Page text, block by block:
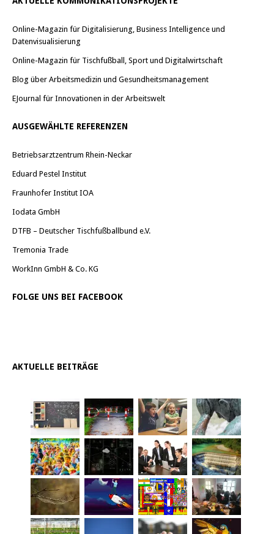
Online-Magazin für Digitalisierung, Business Intelligence und
Datenvisualisierung
Online-Magazin für Tischfußball, Sport und Digitalwirtschaft
Blog über Arbeitsmedizin und Gesundheitsmanagement
EJournal für Innovationen in der Arbeitswelt
AUSGEWÄHLTE REFERENZEN
Betriebsarztzentrum Rhein-Neckar
Eduard Pestel Institut
Fraunhofer Institut IOA
Iodata GmbH
DTFB – Deutscher Tischfußballbund e.V.
Tremonia Trade
WorkInn GmbH & Co. KG
FOLGE UNS BEI FACEBOOK
AKTUELLE BEITRÄGE